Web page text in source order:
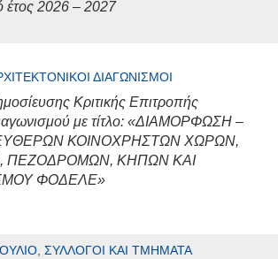
έτος 2026 – 2027
ΔΙΑΓΩΝΙΣΜΟΊ
Κριτικής Επιτροπής
με τίτλο: «ΔΙΑΜΟΡΦΩΣΗ –
ΚΟΙΝΟΧΡΗΣΤΩΝ ΧΩΡΩΝ,
ΠΕΖΟΔΡΟΜΩΝ, ΚΗΠΩΝ ΚΑΙ
ΦΟΔΕΛΕ»
ΣΎΛΛΟΓΟΙ ΚΑΙ ΤΜΉΜΑΤΑ